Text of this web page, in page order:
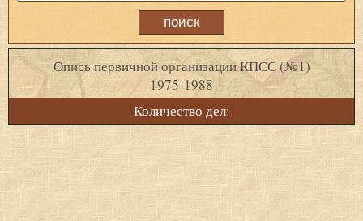
Опись первичной организации КПСС (№1)
1975-1988
Количество дел: